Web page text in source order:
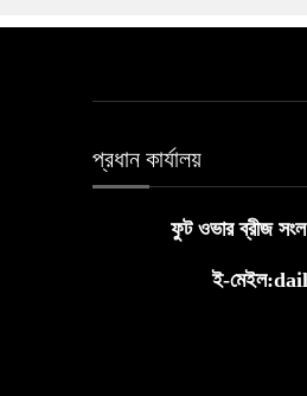
প্রধান কার্যালয়
ফুট ওভার ব্রীজ
ই-